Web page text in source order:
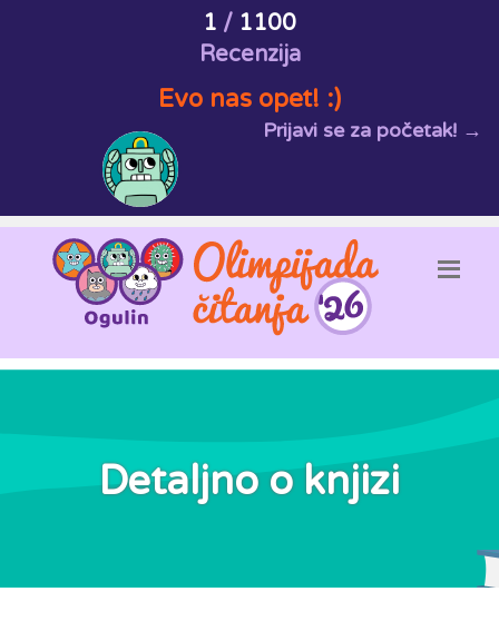
1 / 1100
Recenzija
Evo nas opet! :)
Prijavi se za početak! →
Detaljno o knjizi